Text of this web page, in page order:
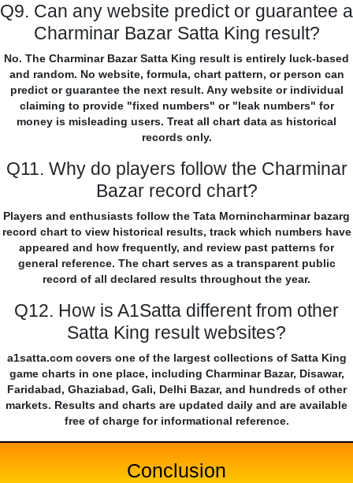
Q9. Can any website predict or guarantee a
Charminar Bazar Satta King result?
No. The Charminar Bazar Satta King result is entirely luck-based
and random. No website, formula, chart pattern, or person can
predict or guarantee the next result. Any website or individual
claiming to provide "fixed numbers" or "leak numbers" for
money is misleading users. Treat all chart data as historical
records only.
Q11. Why do players follow the Charminar
Bazar record chart?
Players and enthusiasts follow the Tata Mornincharminar bazarg
record chart to view historical results, track which numbers have
appeared and how frequently, and review past patterns for
general reference. The chart serves as a transparent public
record of all declared results throughout the year.
Q12. How is A1Satta different from other
Satta King result websites?
a1satta.com covers one of the largest collections of Satta King
game charts in one place, including Charminar Bazar, Disawar,
Faridabad, Ghaziabad, Gali, Delhi Bazar, and hundreds of other
markets. Results and charts are updated daily and are available
free of charge for informational reference.
Conclusion